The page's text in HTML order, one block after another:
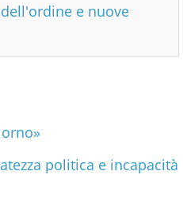
e nuove
politica e incapacità